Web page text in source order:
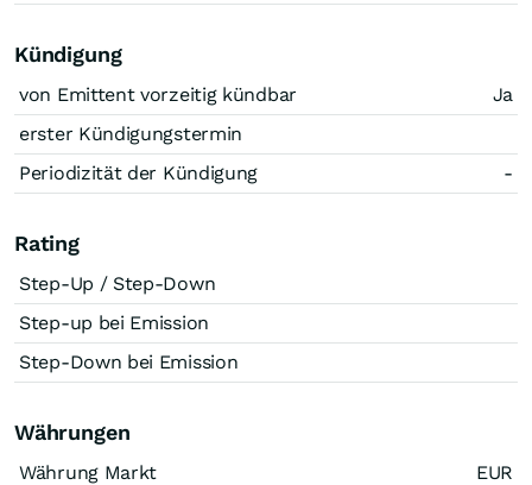
Kündigung
von Emittent vorzeitig kündbar
Ja
erster Kündigungstermin
Periodizität der Kündigung
-
Rating
Step-Up / Step-Down
Step-up bei Emission
Step-Down bei Emission
Währungen
Währung Markt
EUR